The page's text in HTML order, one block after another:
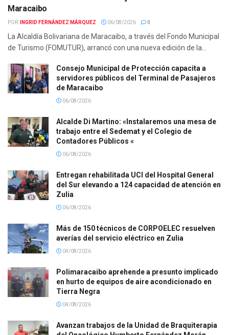
Maracaibo
POR: INGRID FERNÁNDEZ MÁRQUEZ 06/08/2026 0
La Alcaldía Bolivariana de Maracaibo, a través del Fondo Municipal
de Turismo (FOMUTUR), arrancó con una nueva edición de la...
Consejo Municipal de Protección capacita a
servidores públicos del Terminal de Pasajeros
de Maracaibo
06/08/2026
Alcalde Di Martino: «Instalaremos una mesa de
trabajo entre el Sedemat y el Colegio de
Contadores Públicos «
06/08/2026
Entregan rehabilitada UCI del Hospital General
del Sur elevando a 124 capacidad de atención en
Zulia
06/08/2026
Más de 150 técnicos de CORPOELEC resuelven
averías del servicio eléctrico en Zulia
04/08/2026
Polimaracaibo aprehende a presunto implicado
en hurto de equipos de aire acondicionado en
Tierra Negra
04/08/2026
Avanzan trabajos de la Unidad de Braquiterapia